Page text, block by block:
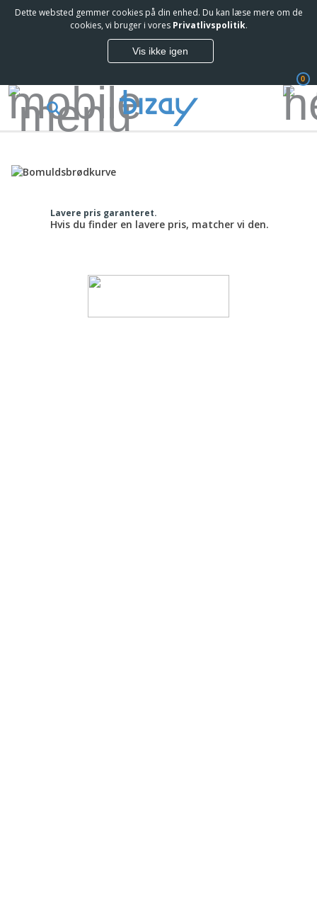
Dette websted gemmer cookies på din enhed. Du kan læse mere om de
cookies, vi bruger i vores Privatlivspolitik.
Vis ikke igen
0
Lavere pris garanteret.
Hvis du finder en lavere pris, matcher vi den.